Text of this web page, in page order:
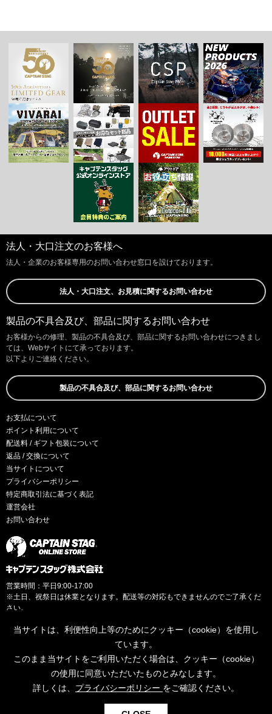
法人・大口注文のお客様へ
法人・企業のお客様専用のお問い合わせ窓口を設けております。
法人・大口注文、お見積に関するお問い合わせ
製品の不具合及び、部品に関するお問い合わせ
お客様からの修理、製品の不具合及び、部品に関するお問い合わせにつきまし
ては、Webサイトにて承っております。
以下よりご連絡ください。
製品の不具合及び、部品に関するお問い合わせ
お支払について
ポイント利用について
配送料 / ギフト包装について
返品 / 交換について
当サイトについて
プライバシーポリシー
特定商取引法に基づく表記
運営会社
お問い合わせ
営業時間：平日9:00-17:00
※土日、祝祭日は休業となります。配送等の対応もできませんのでご了承くだ
さい。
当サイトは、利便性向上等のためにクッキー（cookie）を使用し
ています。
このまま当サイトをご利用いただく場合は、クッキー（cookie）
の使用に同意いただいたものとみなします。
詳しくは、 プライバシーポリシー をご確認ください。